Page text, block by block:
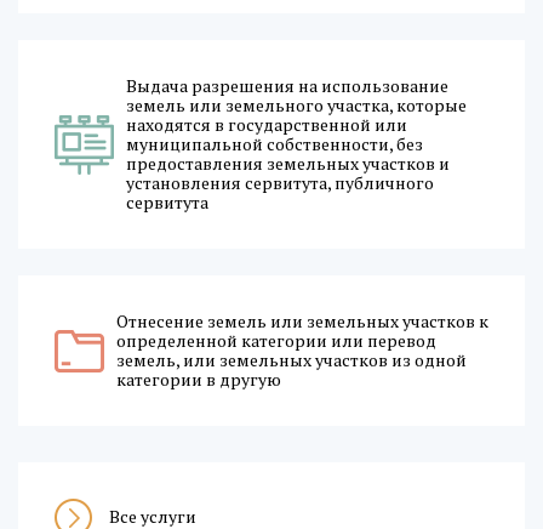
Выдача разрешения на использование
земель или земельного участка, которые
находятся в государственной или
муниципальной собственности, без
предоставления земельных участков и
установления сервитута, публичного
сервитута
Отнесение земель или земельных участков к
определенной категории или перевод
земель, или земельных участков из одной
категории в другую
Все услуги